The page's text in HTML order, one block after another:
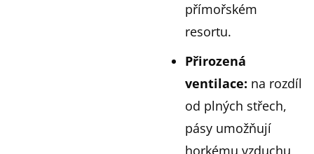
přímořském
resortu.
Přirozená
ventilace: na rozdíl
od plných střech,
pásy umožňují